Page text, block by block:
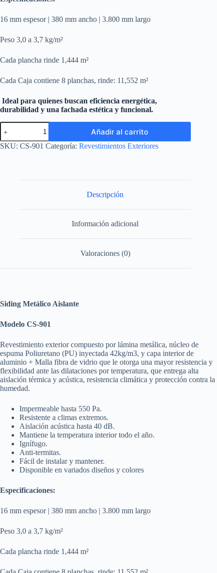
16 mm espesor | 380 mm ancho | 3.800 mm largo
Peso 3,0 a 3,7 kg/m²
Cada plancha rinde 1,444 m²
Cada Caja contiene 8 planchas, rinde: 11,552 m²
Ideal para quienes buscan eficiencia energética,
durabilidad y una fachada estética y funcional.
Siding
Metalico
(6)
cantidad
Añadir al carrito
SKU: CS-901 Categoría: Revestimientos Exteriores
Descripción
Información adicional
Valoraciones (0)
Siding Metálico Aislante
Modelo CS-901
Revestimiento exterior compuesto por lámina metálica, núcleo de
espuma Poliuretano (PU) inyectada 42kg/m3, y capa interior de
aluminio + Malla fibra de vidrio que le otorga una mayor resistencia y
flexibilidad ante las dilataciones por temperatura, que entrega alta
aislación térmica y acústica, resistencia climática y protección contra la
humedad.
Impermeable hasta 550 Pa.
Resistente a climas extremos.
Aislación acústica hasta 40 dB.
Mantiene la temperatura interior todo el año.
Ignífugo.
Anti-termitas.
Fácil de instalar y mantener.
Disponible en variados diseños y colores
Especificaciones:
16 mm espesor | 380 mm ancho | 3.800 mm largo
Peso 3,0 a 3,7 kg/m²
Cada plancha rinde 1,444 m²